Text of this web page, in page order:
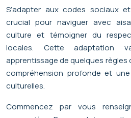
S’adapter aux codes sociaux
crucial pour naviguer avec
culture et témoigner du
locales. Cette adaptation
apprentissage de quelques règles
compréhension profonde et
culturelles.
Commencez par vous